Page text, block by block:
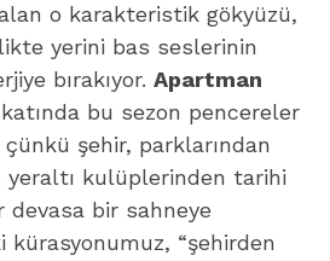
o karakteristik gökyüzü,
yerini bas seslerinin
bırakıyor. Apartman
katında bu sezon pencereler
çünkü şehir, parklarından
yeraltı kulüplerinden tarihi
devasa bir sahneye
kürasyonumuz, “şehirden